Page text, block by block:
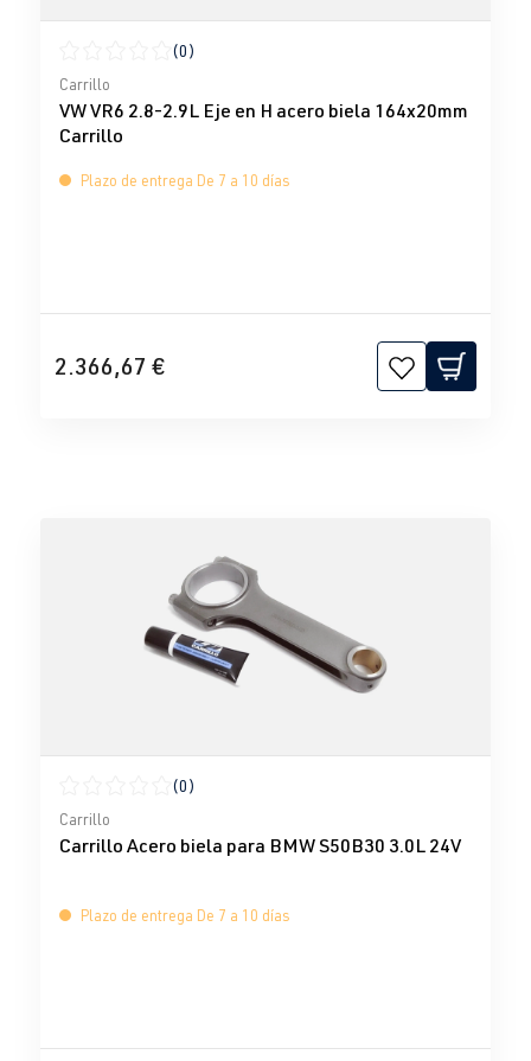
Calificación promedio de 0 de 5 estrellas
(0)
Carrillo
VW VR6 2.8-2.9L Eje en H acero biela 164x20mm
Carrillo
Plazo de entrega De 7 a 10 días
2.366,67 €
Calificación promedio de 0 de 5 estrellas
(0)
Carrillo
Carrillo Acero biela para BMW S50B30 3.0L 24V
Plazo de entrega De 7 a 10 días